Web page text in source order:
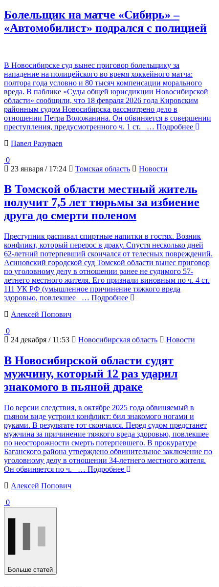
Болельщик на матче «Сибирь» –
«Автомобилист» подрался с полицией
В Новосибирске суд вынес приговор болельщику за
нападение на полицейского во время хоккейного матча:
полтора года условно и 80 тысяч компенсации морального
вреда. В паблике «Суды общей юрисдикции Новосибирской
области» сообщили, что 18 февраля 2026 года Кировским
районным судом Новосибирска рассмотрено дело в
отношении Петра Воложанина. Он обвиняется в совершении
преступления, предусмотренного ч. 1 ст.
… Подробнее
Павел Разуваев
0
23 января / 17:24
Томская область Новости
В Томской области местный житель
получит 7,5 лет тюрьмы за избиение
друга до смерти поленом
Преступник распивал спиртные напитки в гостях. Возник
конфликт, который перерос в драку. Спустя несколько дней
62-летний потерпевший скончался от телесных повреждений.
Асиновский городской суд Томской области вынес приговор
по уголовному делу в отношении ранее не судимого 57-
летнего местного жителя. Его признали виновным по ч. 4 ст.
111 УК РФ (умышленное причинение тяжкого вреда
здоровью, повлекшее
… Подробнее
Алексей Попович
0
24 декабря / 11:53
Новосибирская область Новости
В Новосибирской области судят
мужчину, который 12 раз ударил
знакомого в пьяной драке
По версии следствия, в октябре 2025 года обвиняемый в
пьяном виде устроил конфликт: бил знакомого ногами и
руками. В результате тот скончался. Перед судом предстанет
мужчина за причинение тяжкого вреда здоровью, повлекшее
по неосторожности смерть потерпевшего. В прокуратуре
Баганского района утверждено обвинительное заключение по
уголовному делу в отношении 34-летнего местного жителя.
Он обвиняется по ч.
… Подробнее
Алексей Попович
0
Больше статей